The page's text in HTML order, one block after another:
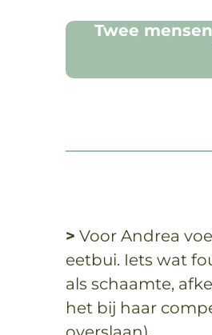
Twee
> Voor Andrea
eetbui. Iets wat
als schaamte,
het bij haar